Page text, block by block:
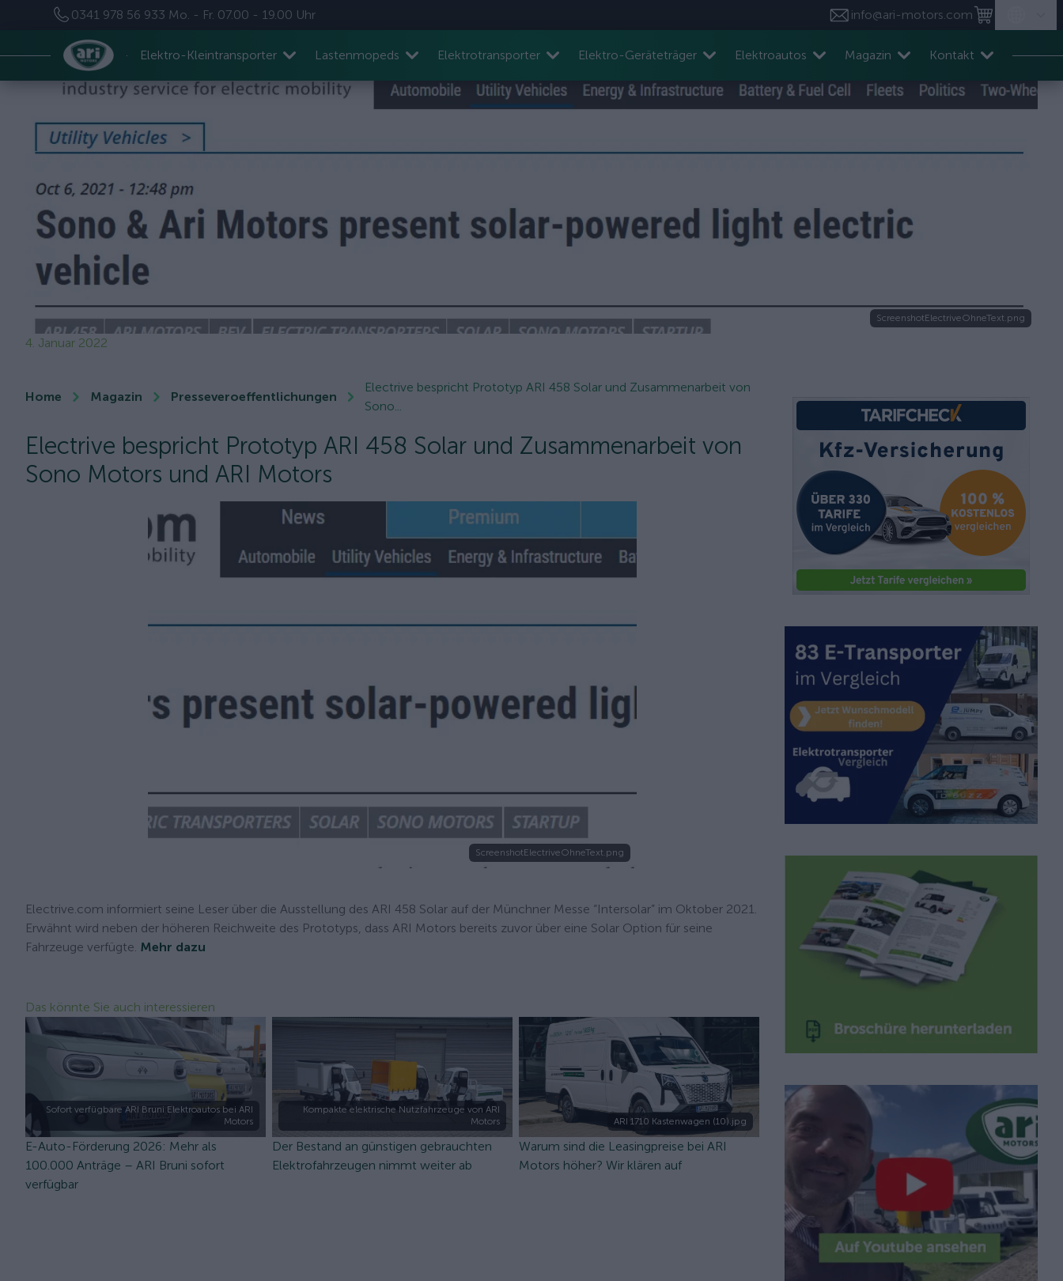
0341 978 56 933 Mo. - Fr. 07.00 - 19.00 Uhr info@ari-motors.com
Elektro-Kleintransporter Lastenmopeds Elektrotransporter Elektro-Geräteträger Elektroautos Magazin Kontakt
ScreenshotElectriveOhneText.png
4. Januar 2022
Home Magazin Presseveroeffentlichungen
Electrive bespricht Prototyp ARI 458 Solar und Zusammenarbeit von
Sono...
Electrive bespricht Prototyp ARI 458 Solar und Zusammenarbeit von
Sono Motors und ARI Motors
ScreenshotElectriveOhneText.png
Electrive.com informiert seine Leser über die Ausstellung des ARI 458 Solar auf der Münchner Messe “Intersolar” im Oktober 2021.
Erwähnt wird neben der höheren Reichweite des Prototyps, dass ARI Motors bereits zuvor über eine Solar Option für seine
Fahrzeuge verfügte. Mehr dazu
Das könnte Sie auch interessieren
Sofort verfügbare ARI Bruni Elektroautos bei ARI
Motors
E-Auto-Förderung 2026: Mehr als
100.000 Anträge – ARI Bruni sofort
verfügbar
Kompakte elektrische Nutzfahrzeuge von ARI
Motors
Der Bestand an günstigen gebrauchten
Elektrofahrzeugen nimmt weiter ab
ARI 1710 Kastenwagen (10).jpg
Warum sind die Leasingpreise bei ARI
Motors höher? Wir klären auf